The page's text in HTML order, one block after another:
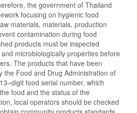
the government of Thailand
focusing on hygienic food
materials, materials, production
contamination during food
products must be inspected
microbiologically properties before
The products that have been
the Food and Drug Administration of
food serial number, which
food and the status of the
local operators should be checked